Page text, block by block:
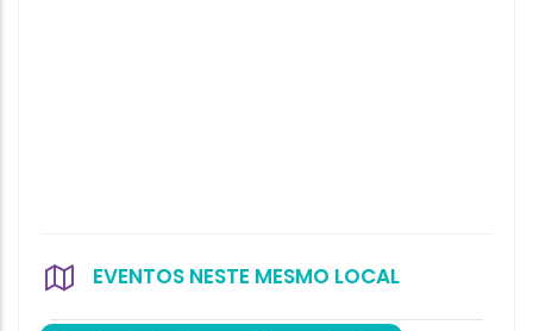
EVENTOS NESTE MESMO LOCAL